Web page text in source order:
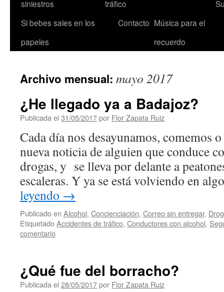
siniestros
tráfico
Si bebes sales en los
papeles
Contacto Música para el
recuerdo
Archivo mensual: mayo 2017
¿He llegado ya a Badajoz?
Publicada el 31/05/2017por Flor Zapata Ruiz
Cada día nos desayunamos, comemos
nueva noticia de alguien que conduce
drogas, y se lleva por delante a
escaleras. Y ya se está volviendo en
leyendo →
Publicado en Alcohol, Concienciación, Correo sin entregar,
EtiquetadoAccidentes de tráfico, Conductores con alcohol,
comentario
¿Qué fue del borracho?
Publicada el 28/05/2017por Flor Zapata Ruiz